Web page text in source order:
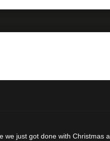
like we just got done with